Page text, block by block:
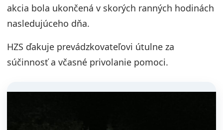
akcia bola ukončená v skorých ranných hodinách
nasledujúceho dňa.
HZS ďakuje prevádzkovateľovi útulne za
súčinnosť a včasné privolanie pomoci.